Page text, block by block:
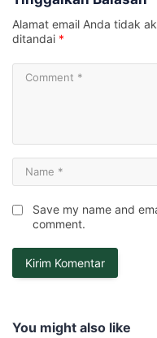
Alamat email Anda tidak
ditandai *
Save my name and
comment.
You might also like